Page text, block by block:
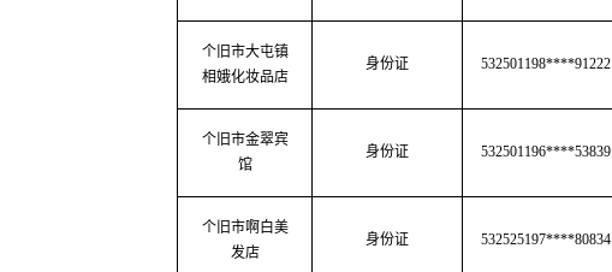
个旧市大屯镇
相娥化妆品店
身份证 532501198****91222
个旧市金翠宾
馆
身份证 532501196****53839
个旧市啊白美
发店
身份证 532525197****80834